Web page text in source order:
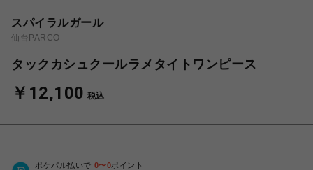
スパイラルガール
仙台PARCO
タックカシュクールラメタイトワンピース
￥12,100 税込
ポケパル払いで 0〜0ポイント